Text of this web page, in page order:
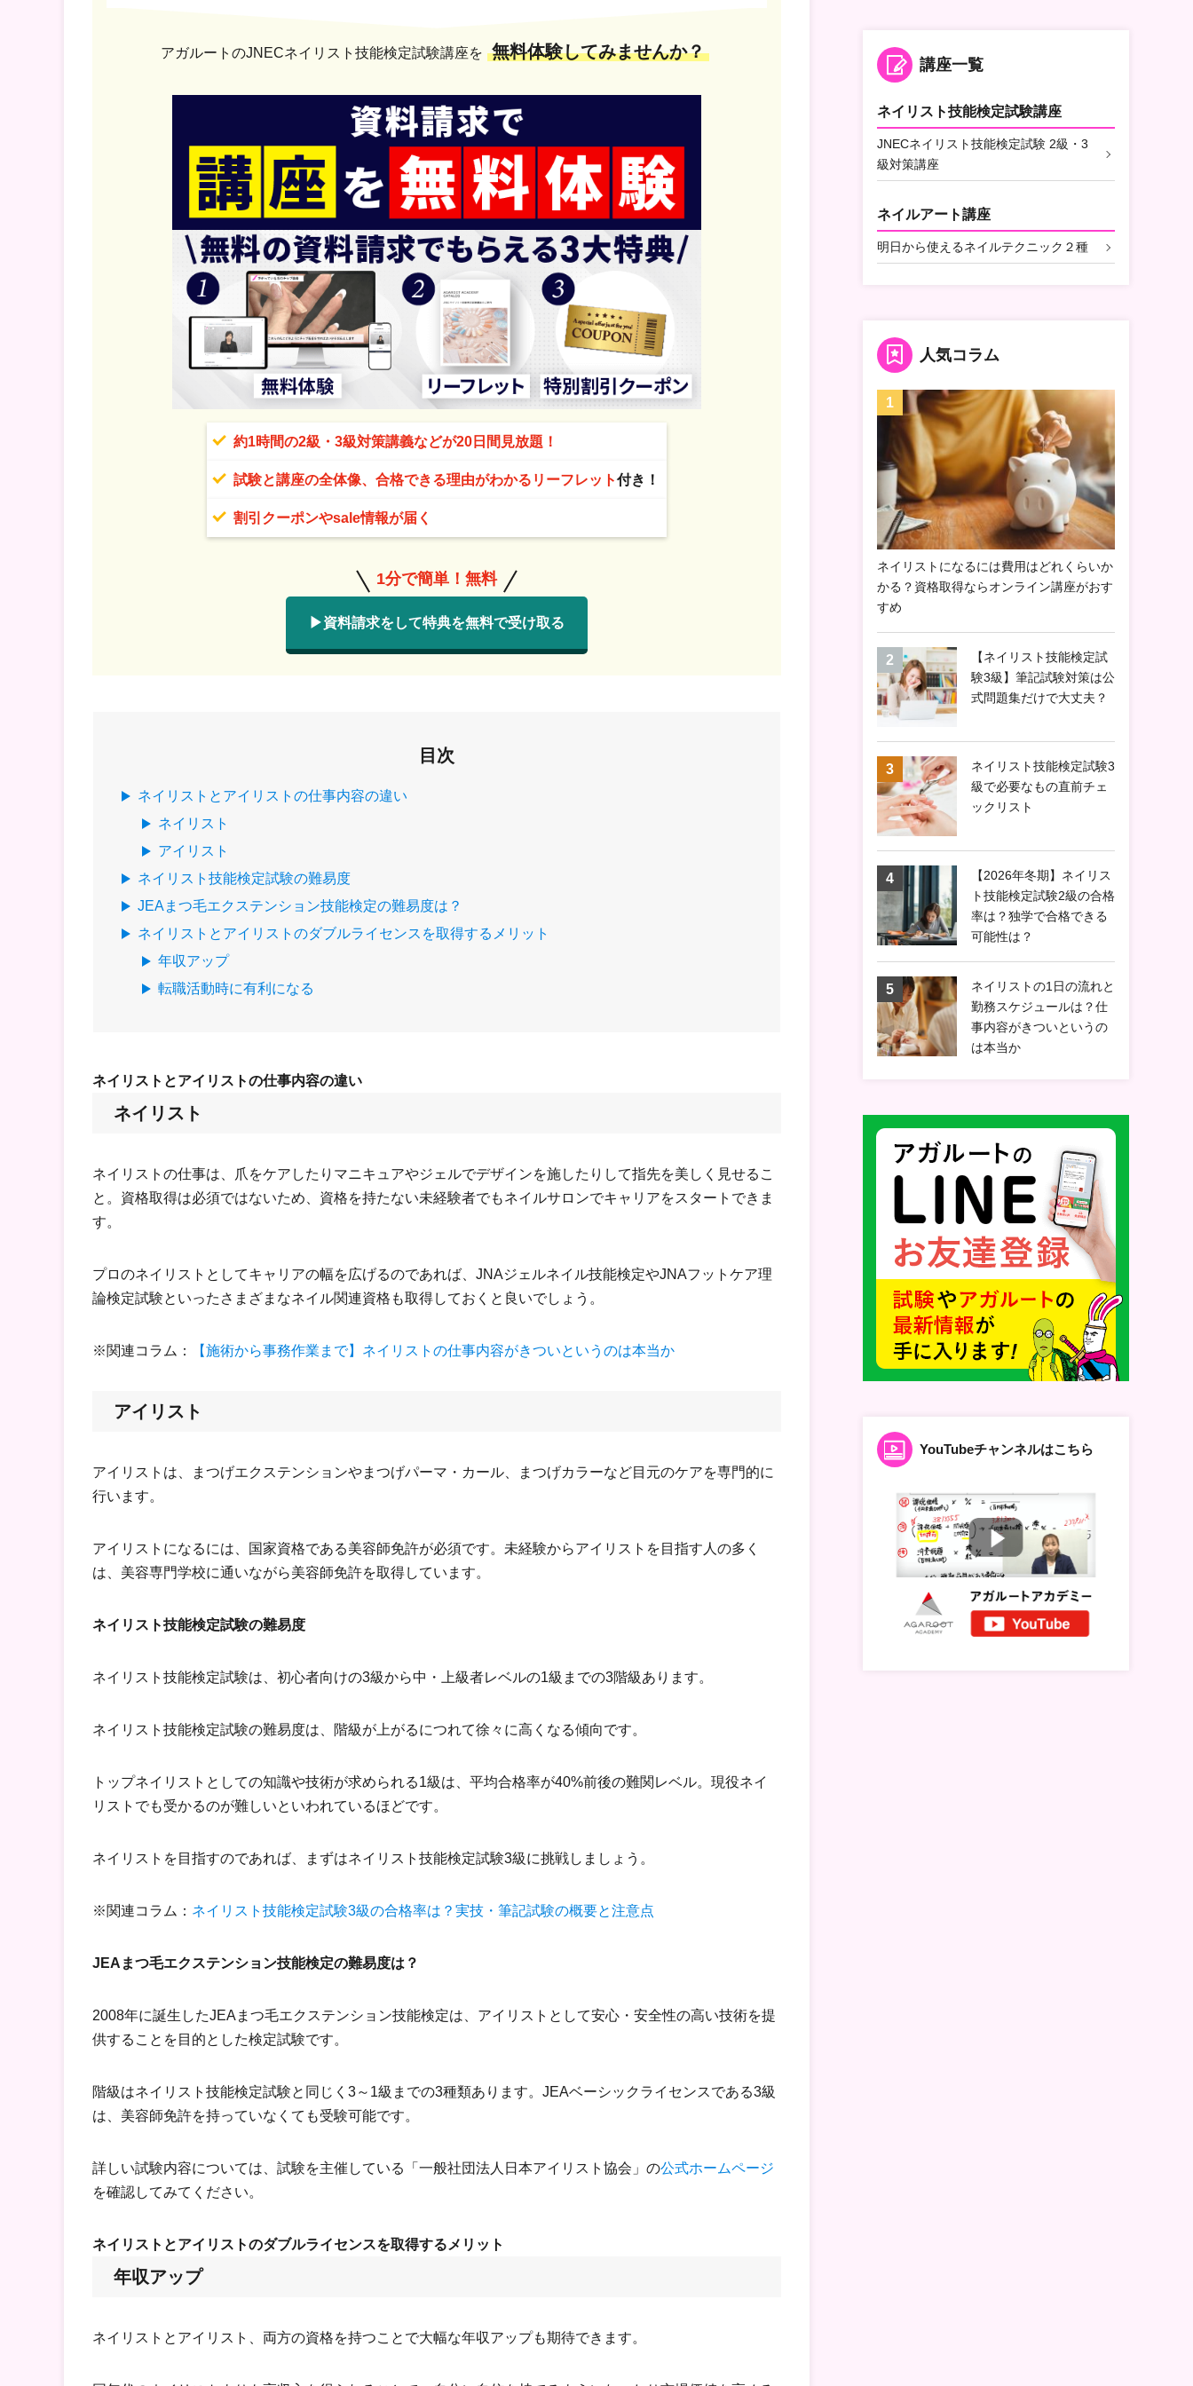
アガルートのJNECネイリスト技能検定試験講座を 無料体験してみませんか？
約1時間の2級・3級対策講義などが20日間見放題！
試験と講座の全体像、合格できる理由がわかるリーフレット付き！
割引クーポンやsale情報が届く
1分で簡単！無料
▶資料請求をして特典を無料で受け取る
目次
ネイリストとアイリストの仕事内容の違い
ネイリスト
アイリスト
ネイリスト技能検定試験の難易度
JEAまつ毛エクステンション技能検定の難易度は？
ネイリストとアイリストのダブルライセンスを取得するメリット
年収アップ
転職活動時に有利になる
ネイリストとアイリストの仕事内容の違い
ネイリスト
ネイリストの仕事は、爪をケアしたりマニキュアやジェルでデザインを施したりして指先を美しく見せるこ
と。資格取得は必須ではないため、資格を持たない未経験者でもネイルサロンでキャリアをスタートできま
す。
プロのネイリストとしてキャリアの幅を広げるのであれば、JNAジェルネイル技能検定やJNAフットケア理
論検定試験といったさまざまなネイル関連資格も取得しておくと良いでしょう。
※関連コラム： 【施術から事務作業まで】ネイリストの仕事内容がきついというのは本当か
アイリスト
アイリストは、まつげエクステンションやまつげパーマ・カール、まつげカラーなど目元のケアを専門的に
行います。
アイリストになるには、国家資格である美容師免許が必須です。未経験からアイリストを目指す人の多く
は、美容専門学校に通いながら美容師免許を取得しています。
ネイリスト技能検定試験の難易度
ネイリスト技能検定試験は、初心者向けの3級から中・上級者レベルの1級までの3階級あります。
ネイリスト技能検定試験の難易度は、階級が上がるにつれて徐々に高くなる傾向です。
トップネイリストとしての知識や技術が求められる1級は、平均合格率が40%前後の難関レベル。現役ネイ
リストでも受かるのが難しいといわれているほどです。
ネイリストを目指すのであれば、まずはネイリスト技能検定試験3級に挑戦しましょう。
※関連コラム： ネイリスト技能検定試験3級の合格率は？実技・筆記試験の概要と注意点
JEAまつ毛エクステンション技能検定の難易度は？
2008年に誕生したJEAまつ毛エクステンション技能検定は、アイリストとして安心・安全性の高い技術を提
供することを目的とした検定試験です。
階級はネイリスト技能検定試験と同じく3～1級までの3種類あります。JEAベーシックライセンスである3級
は、美容師免許を持っていなくても受験可能です。
詳しい試験内容については、試験を主催している「一般社団法人日本アイリスト協会」の公式ホームページ
を確認してみてください。
ネイリストとアイリストのダブルライセンスを取得するメリット
年収アップ
ネイリストとアイリスト、両方の資格を持つことで大幅な年収アップも期待できます。
講座一覧
ネイリスト技能検定試験講座
JNECネイリスト技能検定試験 2級・3
級対策講座
ネイルアート講座
明日から使えるネイルテクニック２種
人気コラム
ネイリストになるには費用はどれくらいか
かる？資格取得ならオンライン講座がおす
すめ
【ネイリスト技能検定試
験3級】筆記試験対策は公
式問題集だけで大丈夫？
ネイリスト技能検定試験3
級で必要なもの直前チェ
ックリスト
【2026年冬期】ネイリス
ト技能検定試験2級の合格
率は？独学で合格できる
可能性は？
ネイリストの1日の流れと
勤務スケジュールは？仕
事内容がきついというの
は本当か
YouTubeチャンネルはこちら